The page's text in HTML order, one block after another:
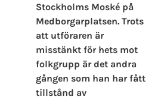
Stockholms Moské på
Medborgarplatsen. Trots
att utföraren är
misstänkt för hets mot
folkgrupp är det andra
gången som han har fått
tillstånd av